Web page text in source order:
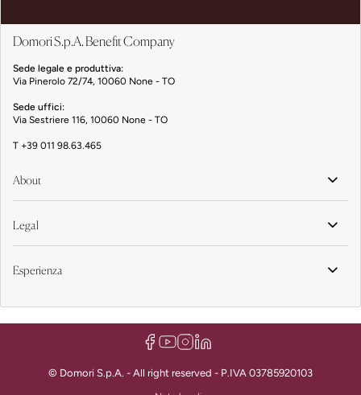
Domori S.p.A. Benefit Company
Sede legale e produttiva:
Via Pinerolo 72/74, 10060 None - TO
Sede uffici:
Via Sestriere 116, 10060 None - TO
T +39 011 98.63.465
About
Legal
Esperienza
© Domori S.p.A. - All right reserved - P.IVA 03785920103